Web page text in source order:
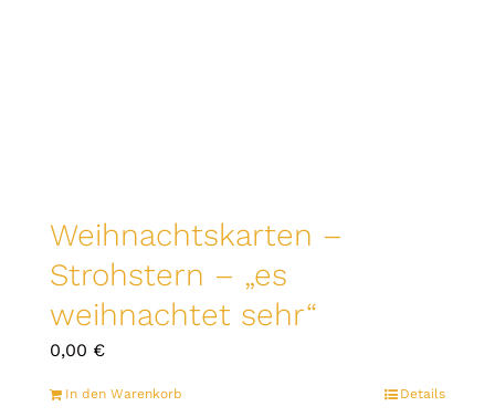
Weihnachtskarten –
Strohstern – „es
weihnachtet sehr“
0,00 €
In den Warenkorb Details